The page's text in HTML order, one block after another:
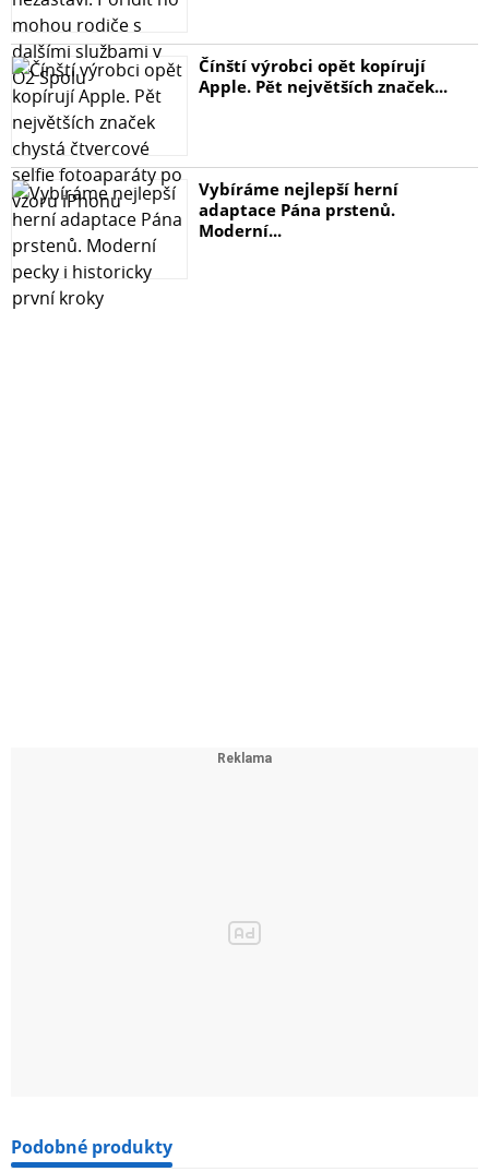
nárazu
Balení obsahuje:
*1x tvrzené sklo
*1x vlhčená utěrka
*1x leštící utěrka
Čínští výrobci opět kopírují
Apple. Pět největších značek...
Vybíráme nejlepší herní
adaptace Pána prstenů.
Moderní...
Podobné produkty